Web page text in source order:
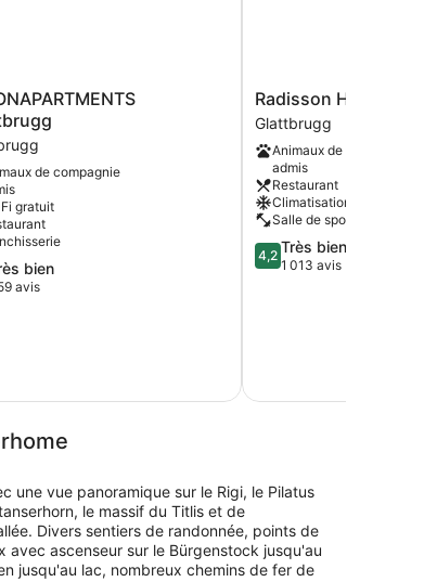
de compagnie
gratuit
bien
avis
Radisson
Hotel
&
Suites
Zurich
Glattbrugg
Radisson Hotel &
Glattbrugg
Animaux de compagnie
admis
Restaurant
Climatisation
Salle de sport
4.2
sur
4,2 Très bien
1 013 avis
une vue panoramique sur le Rigi, le Pilatus
le massif du Titlis et de
Divers sentiers de randonnée, points de
avec ascenseur sur le Bürgenstock jusqu'au
jusqu'au lac, nombreux chemins de fer de